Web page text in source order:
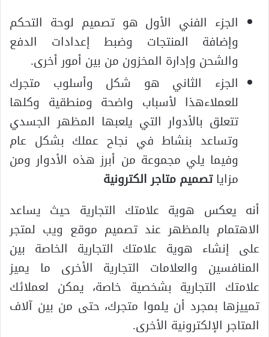
الجزء الفني الأول هو تصميم لوحة التحكم
وإضافة المنتجات وضبط إعدادات الدفع
والشحن وإدارة المخزون من بين أمور أخرى.
الجزء الثاني هو شكل وأسلوب متجرك
للعملاءهذا لأسباب واضحة ومنطقية وكلها
تتعلق بالأدوار التي يلعبها المظهر الجسدي
وتساعد بنشاط في نجاح عملك بشكل عام
وفيما يلي مجموعة من أبرز هذه الأدوار ومن
مزاياتصميم متاجر الكترونية
أنه يعكس هوية علامتك التجارية حيث يساعد
الاهتمام بالمظهر عند تصميم موقع ويب لمتجر
على إنشاء هوية علامتك التجارية الخاصة بين
المنافسين والعلامات التجارية الأخرى ما يميز
علامتك التجارية بشخصية خاصة، يمكن لعملائك
تمييزها بمجرد أن يلموا متجرك، حتى من بين آلاف
المتاجر الإلكترونية الأخرى.